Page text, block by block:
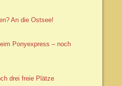
An die Ostsee!
Ponyexpress – noch
drei freie Plätze